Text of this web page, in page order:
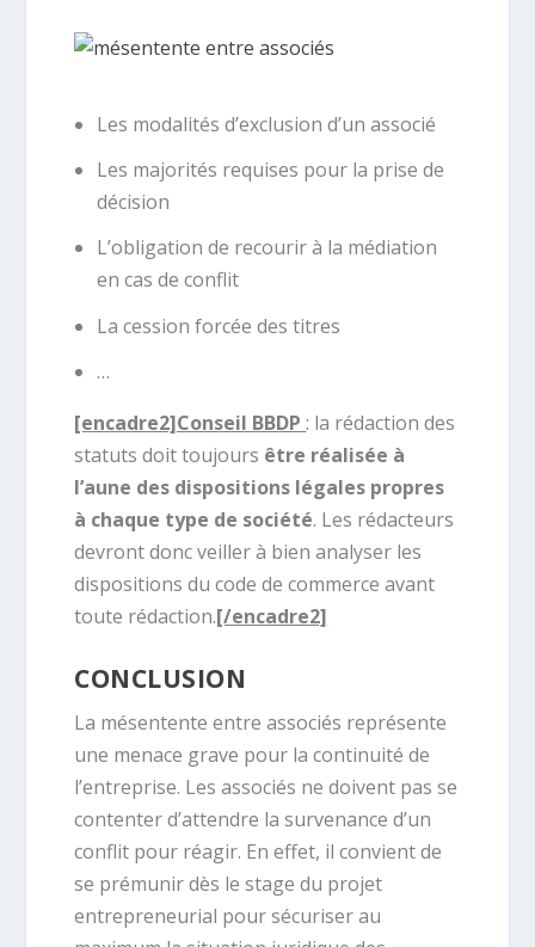
Les modalités d’exclusion d’un associé
Les majorités requises pour la prise de
décision
L’obligation de recourir à la médiation
en cas de conflit
La cession forcée des titres
…
[encadre2]Conseil BBDP : la rédaction des
statuts doit toujours être réalisée à
l’aune des dispositions légales propres
à chaque type de société. Les rédacteurs
devront donc veiller à bien analyser les
dispositions du code de commerce avant
toute rédaction.[/encadre2]
CONCLUSION
La mésentente entre associés représente
une menace grave pour la continuité de
l’entreprise. Les associés ne doivent pas se
contenter d’attendre la survenance d’un
conflit pour réagir. En effet, il convient de
se prémunir dès le stage du projet
entrepreneurial pour sécuriser au